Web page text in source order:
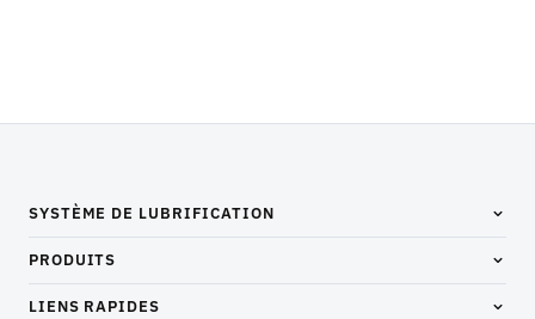
SYSTÈME DE LUBRIFICATION
PRODUITS
LIENS RAPIDES